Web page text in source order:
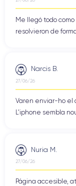
Me llegó todo
resolvieron de
Narcis B.
27/06/26
Varen enviar-ho el
L'iphone sembla
Nuria M.
27/06/26
Página accesible,